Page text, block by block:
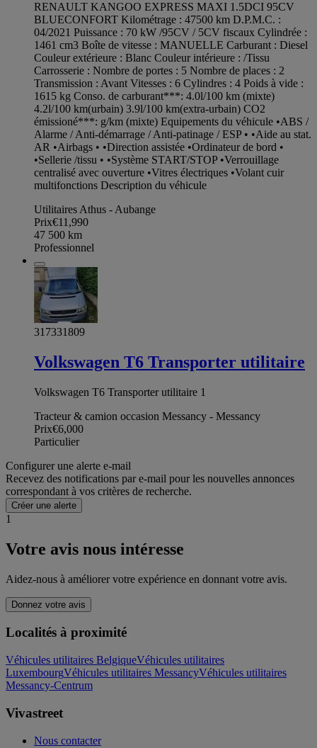
RENAULT KANGOO EXPRESS MAXI 1.5DCI 95CV
BLUECONFORT Kilométrage : 47500 km D.P.M.C. :
04/2021 Puissance : 70 kW /95CV / 5CV fiscaux Cylindrée :
1461 cm3 Boîte de vitesse : MANUELLE Carburant : Diesel
Couleur extérieure : Blanc Couleur intérieure : /Tissu
Carrosserie : Nombre de portes : 5 Nombre de places : 2
Transmission : Avant Vitesses : 6 Cylindres : 4 Poids à vide :
1615 kg Conso. de carburant***: 4.0l/100 km (mixte)
4.2l/100 km(urbain) 3.9l/100 km(extra-urbain) CO2
émissioné***: g/km (mixte) Equipements du véhicule •ABS /
Alarme / Anti-démarrage / Anti-patinage / ESP • •Aide au stat.
AR •Airbags • •Direction assistée •Ordinateur de bord •
•Sellerie /tissu • •Système START/STOP •Verrouillage
centralisé avec ouverture •Vitres électriques •Volant cuir
multifonctions Description du véhicule
Utilitaires Athus - Aubange
Prix€11,990
47 500 km
Professionnel
317331809
Volkswagen T6 Transporter utilitaire
Volkswagen T6 Transporter utilitaire 1
Tracteur & camion occasion Messancy - Messancy
Prix€6,000
Particulier
Configurer une alerte e-mail
Recevez des notifications par e-mail pour les nouvelles annonces
correspondant à vos critères de recherche.
Créer une alerte
1
Votre avis nous intéresse
Aidez-nous à améliorer votre expérience en donnant votre avis.
Donnez votre avis
Localités à proximité
Véhicules utilitaires BelgiqueVéhicules utilitaires
LuxembourgVéhicules utilitaires MessancyVéhicules utilitaires
Messancy-Centrum
Vivastreet
Nous contacter